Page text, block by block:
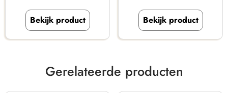
Bekijk product Bekijk product
Gerelateerde producten